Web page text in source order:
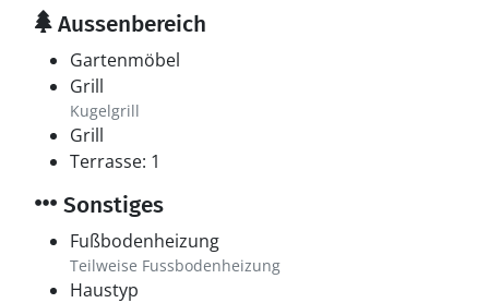
Aussenbereich
Gartenmöbel
Grill
Kugelgrill
Grill
Terrasse: 1
Sonstiges
Fußbodenheizung
Teilweise Fussbodenheizung
Haustyp